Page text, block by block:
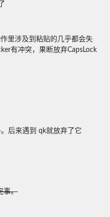
里涉及到粘贴的几乎都会失
有冲突，果断放弃CapsLock
后来遇到 qk就放弃了它
事。